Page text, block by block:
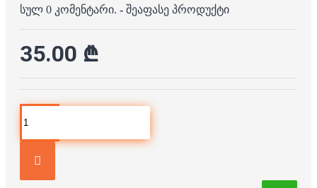
სულ 0 კომენტარი. - შეაფასე პროდუქტი
35.00 ₾